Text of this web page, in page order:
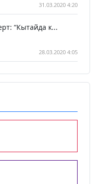
31.03.2020 4:20
“Кытайда к...
28.03.2020 4:05